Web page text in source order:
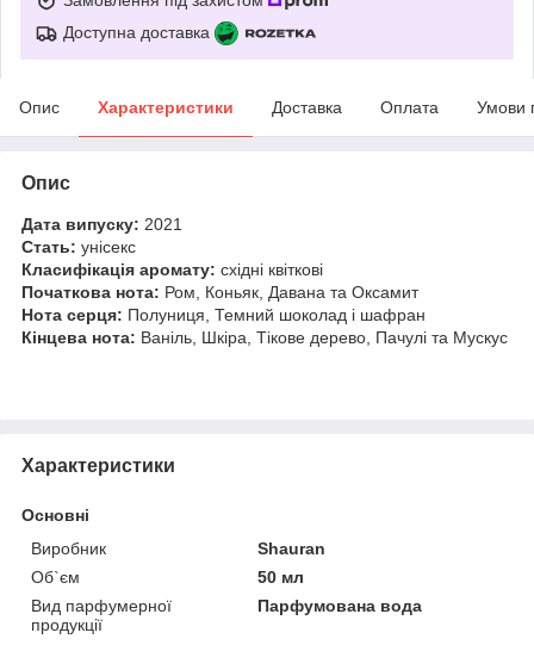
Доступна доставка
Опис Характеристики Доставка Оплата Умови
Опис
Дата випуску: 2021
Стать: унісекс
Класифікація аромату: східні квіткові
Початкова нота: Ром, Коньяк, Давана та Оксамит
Нота серця: Полуниця, Темний шоколад і шафран
Кінцева нота: Ваніль, Шкіра, Тікове дерево, Пачулі та Мускус
Характеристики
Основні
Виробник
Shauran
Об`єм
50 мл
Вид парфумерної
продукції
Парфумована вода